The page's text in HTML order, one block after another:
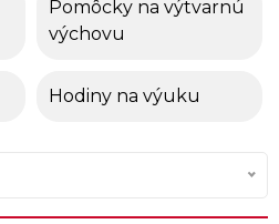
Pomôcky na výtvarnú
výchovu
Hodiny na výuku